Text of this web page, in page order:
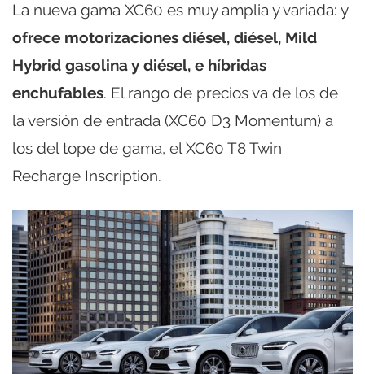
La nueva gama XC60 es muy amplia y variada: y
ofrece motorizaciones diésel, diésel, Mild
Hybrid gasolina y diésel, e híbridas
enchufables. El rango de precios va de los de
la versión de entrada (XC60 D3 Momentum) a
los del tope de gama, el XC60 T8 Twin
Recharge Inscription.